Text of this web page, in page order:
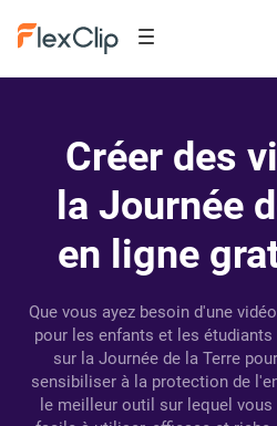
Créer des
la Journée
en ligne
Que vous ayez besoin d'une
pour les enfants et les
sur la Journée de la Terre
sensibiliser à la protection de
le meilleur outil sur lequel